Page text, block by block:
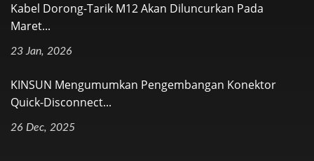
Kabel Dorong-Tarik M12 Akan Diluncurkan Pada
Maret...
23 Jan, 2026
KINSUN Mengumumkan Pengembangan Konektor
Quick-Disconnect...
26 Dec, 2025